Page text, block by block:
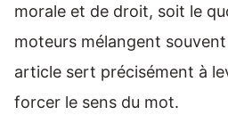
morale et de droit, soit le
moteurs mélangent
article sert précisément à
forcer le sens du mot.